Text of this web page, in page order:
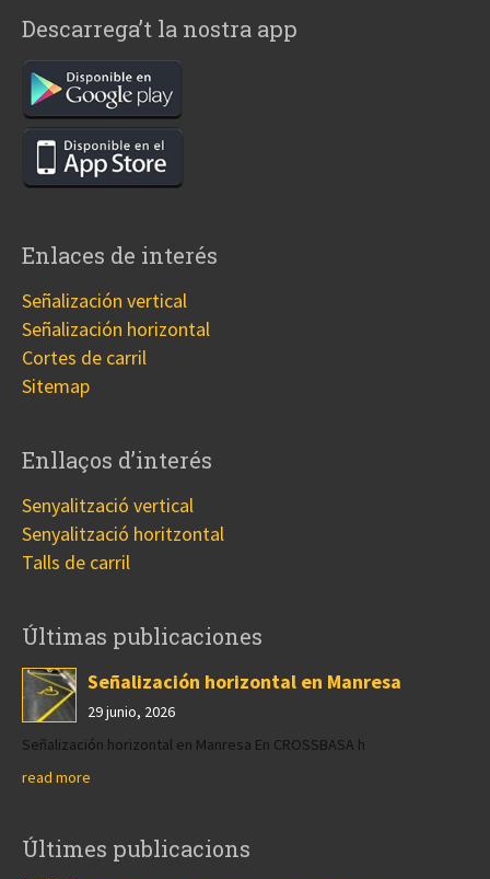
Descarrega’t la nostra app
Enlaces de interés
Señalización vertical
Señalización horizontal
Cortes de carril
Sitemap
Enllaços d’interés
Senyalització vertical
Senyalització horitzontal
Talls de carril
Últimas publicaciones
Señalización horizontal en Manresa
29 junio, 2026
Señalización horizontal en Manresa En CROSSBASA h
read more
Últimes publicacions